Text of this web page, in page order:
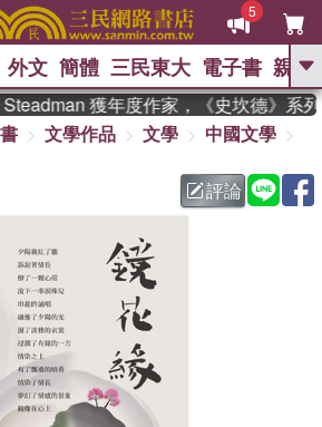
5
GO
熱搜： 東野圭吾 、 高希均教授回憶錄
暑期推薦 、 國際布克
方念華 、 台灣的李
偉大的迷走神經
外文 簡體 三民東大 電子書 親子
獲年度作家，《史坎德》系列
文學作品 文學
中國文學
評論